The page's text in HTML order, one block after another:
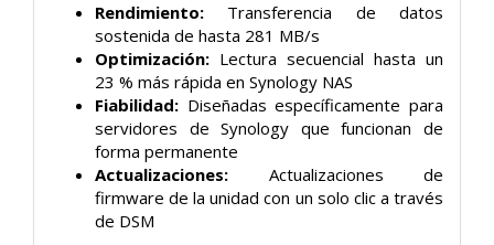
Rendimiento: Transferencia de datos
sostenida de hasta 281 MB/s
Optimización: Lectura secuencial hasta un
23 % más rápida en Synology NAS
Fiabilidad: Diseñadas específicamente para
servidores de Synology que funcionan de
forma permanente
Actualizaciones: Actualizaciones de
firmware de la unidad con un solo clic a través
de DSM